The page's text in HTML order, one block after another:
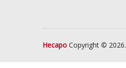
Hecapo Copyright © 2026.